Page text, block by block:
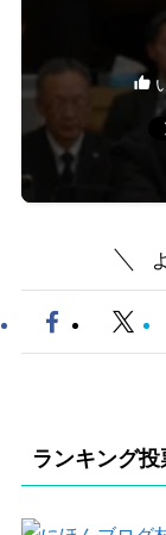
ランキング